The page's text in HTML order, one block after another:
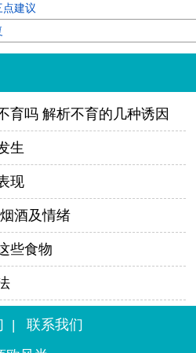
建议
育吗 解析不育的几种诱因
生
现
酒及情绪
些食物
联系我们